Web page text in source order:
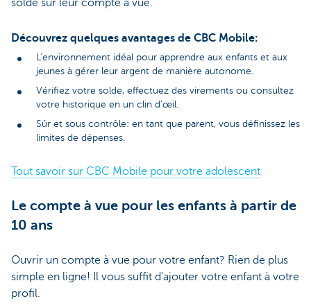
solde sur leur compte à vue.
Découvrez quelques avantages de CBC Mobile:
L’environnement idéal pour apprendre aux enfants et aux
jeunes à gérer leur argent de manière autonome.
Vérifiez votre solde, effectuez des virements ou consultez
votre historique en un clin d'œil.
Sûr et sous contrôle: en tant que parent, vous définissez les
limites de dépenses.
Tout savoir sur CBC Mobile pour votre adolescent
Le compte à vue pour les enfants à partir de
10 ans
Ouvrir un compte à vue pour votre enfant? Rien de plus
simple en ligne! Il vous suffit d'ajouter votre enfant à votre
profil.